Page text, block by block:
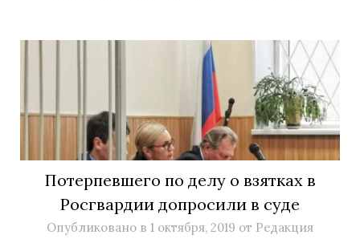
Потерпевшего по делу о взятках в
Росгвардии допросили в суде
Опубликовано в 1 октября, 2019 от Редакция